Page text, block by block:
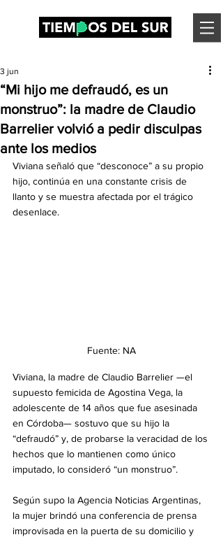
“Mi hijo me defraudó, es un
monstruo”: la madre de Claudio
Barrelier volvió a pedir disculpas
ante los medios
3 jun
Viviana señaló que “desconoce” a su propio
hijo, continúa en una constante crisis de
llanto y se muestra afectada por el trágico
desenlace.
Fuente: NA
Viviana, la madre de Claudio Barrelier —el
supuesto femicida de Agostina Vega, la
adolescente de 14 años que fue asesinada
en Córdoba— sostuvo que su hijo la
“defraudó” y, de probarse la veracidad de los
hechos que lo mantienen como único
imputado, lo consideró “un monstruo”.
Según supo la Agencia Noticias Argentinas,
la mujer brindó una conferencia de prensa
improvisada en la puerta de su domicilio y